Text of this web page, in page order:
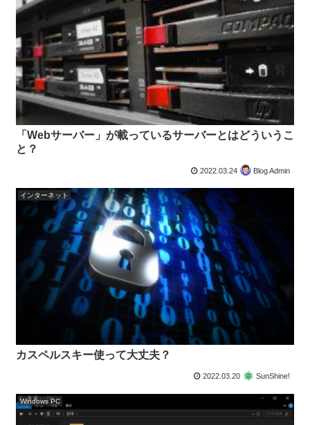
「Webサーバー」が載っているサーバーとはどういうこ
と？
2022.03.24 Blog Admin
インターネット
カスペルスキー使って大丈夫？
2022.03.20 SunShine!
Windows PC